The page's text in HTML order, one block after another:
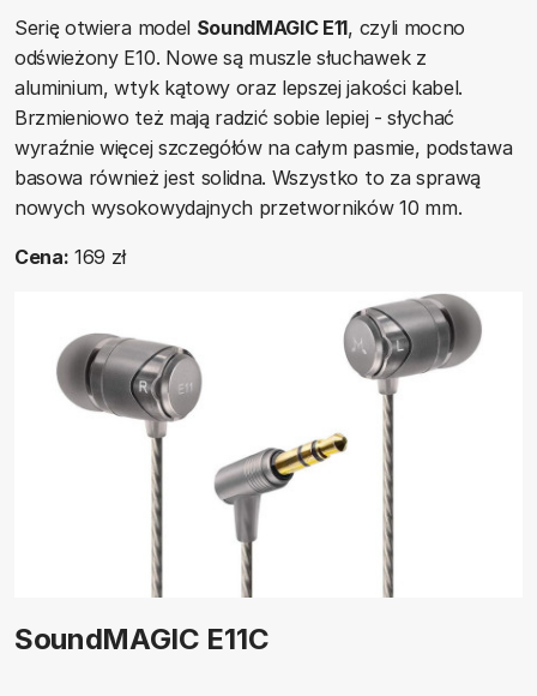
Serię otwiera model SoundMAGIC E11, czyli mocno
odświeżony E10. Nowe są muszle słuchawek z
aluminium, wtyk kątowy oraz lepszej jakości kabel.
Brzmieniowo też mają radzić sobie lepiej - słychać
wyraźnie więcej szczegółów na całym pasmie, podstawa
basowa również jest solidna. Wszystko to za sprawą
nowych wysokowydajnych przetworników 10 mm.
Cena: 169 zł
SoundMAGIC E11C